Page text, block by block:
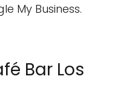
My Business.
Bar Los